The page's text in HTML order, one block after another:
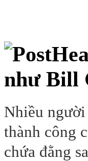
như Bill
Nhiều người
thành công
chứa đằng